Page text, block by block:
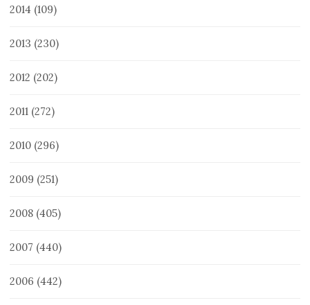
2014 (109)
2013 (230)
2012 (202)
2011 (272)
2010 (296)
2009 (251)
2008 (405)
2007 (440)
2006 (442)